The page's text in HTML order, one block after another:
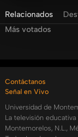
Spotify:
https://
aroma a negocios
umradio yared
Relacionados
Más votados
Contáctanos
Señal en Vivo
Universidad de
La televisión
Montemorelos, N.L.,